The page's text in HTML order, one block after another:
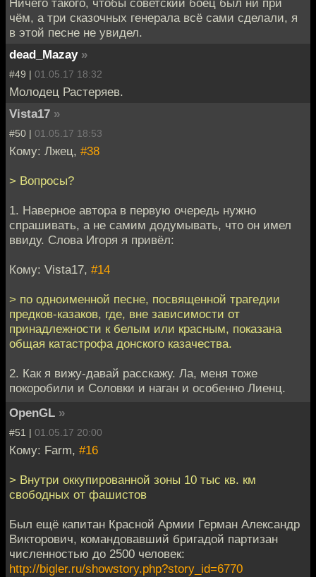
чём, а три сказочных генерала всё сами сделали, я
в этой песне не увидел.
dead_Mazay »
#49 | 01.05.17 18:32
Молодец Растеряев.
Vista17 »
#50 | 01.05.17 18:53
Кому: Лжец, #38
> Вопросы?
1. Наверное автора в первую очередь нужно
спрашивать, а не самим додумывать, что он имел
ввиду. Слова Игоря я привёл:
Кому: Vista17, #14
> по одноименной песне, посвященной трагедии
предков-казаков, где, вне зависимости от
принадлежности к белым или красным, показана
общая катастрофа донского казачества.
2. Как я вижу-давай расскажу. Ла, меня тоже
покоробили и Соловки и наган и особенно Лиенц.
OpenGL »
#51 | 01.05.17 20:00
Кому: Farm, #16
> Внутри оккупированной зоны 10 тыс кв. км
свободных от фашистов
Был ещё капитан Красной Армии Герман Александр
Викторович, командовавший бригадой партизан
численностью до 2500 человек:
http://bigler.ru/showstory.php?story_id=6770